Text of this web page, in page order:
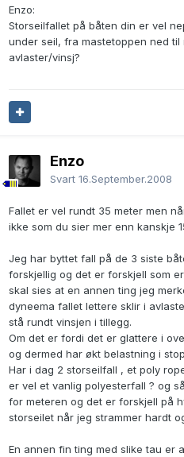
Enzo:
Storseilfallet på båten din er vel
under seil, fra mastetoppen ned
avlaster/vinsj?
Enzo
Svart 16.September.2008
Fallet er vel rundt 35 meter men
ikke som du sier mer enn kanskje
Jeg har byttet fall på de 3 siste
forskjellig og det er forskjell som
skal sies at en annen ting jeg
dyneema fallet lettere sklir i
stå rundt vinsjen i tillegg.
Om det er fordi det er glattere i
og dermed har økt belastning i
Har i dag 2 storseilfall , et poly
er vel et vanlig polyesterfall ? og
for meteren og det er forskjell på
storseilet når jeg strammer hardt
En annen fin ting med slike tau er